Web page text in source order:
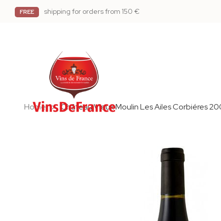
FREE shipping for orders from 150 €
Home Château Vieux Moulin Les Ailes Corbiéres